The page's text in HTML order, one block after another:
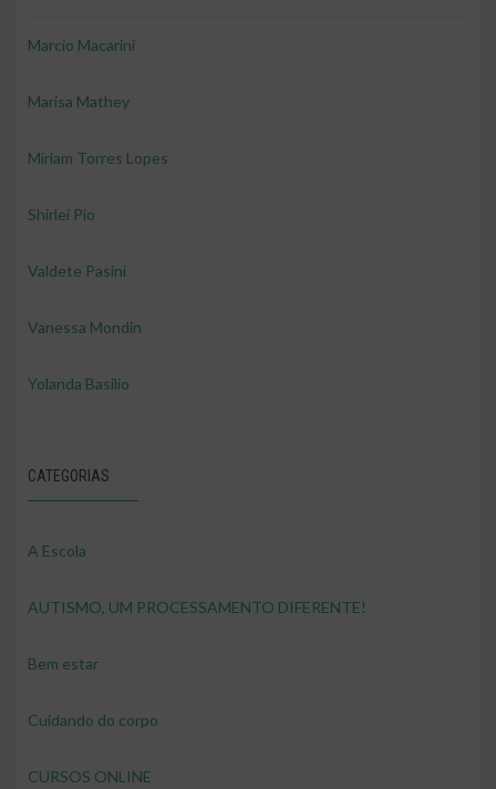
Marcio Macarini
Marisa Mathey
Miriam Torres Lopes
Shirlei Pio
Valdete Pasini
Vanessa Mondin
Yolanda Basilio
CATEGORIAS
A Escola
AUTISMO, UM PROCESSAMENTO DIFERENTE!
Bem estar
Cuidando do corpo
CURSOS ONLINE